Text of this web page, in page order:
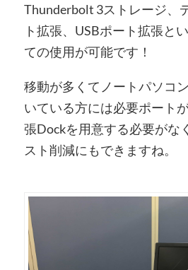
Thunderbolt 3ストレージ、
ト拡張、USBポート拡張と
ての使用が可能です！
移動が多くてノートパソコ
いている方には必要ポート
張Dockを用意する必要がな
スト削減にもできますね。